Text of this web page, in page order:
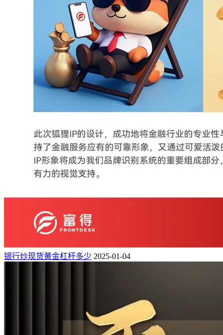
银行炒现货黄金杠杆多少 2025-01-04